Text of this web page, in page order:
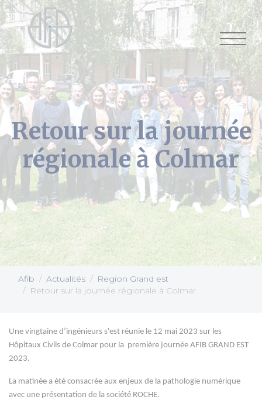
Retour sur la journée
régionale à Colmar
Afib Actualités
Region Grand est
Retour sur la journée régionale à Colmar
Une vingtaine d’ingénieurs s'est réunie le 12 mai 2023 sur les
Hôpitaux Civils de Colmar pour la première journée AFIB GRAND EST
2023.
La matinée a été consacrée aux enjeux de la pathologie numérique
avec une présentation de la société ROCHE.
Cookies management panel